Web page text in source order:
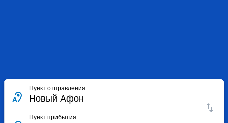
Пункт отправления
Пункт прибытия